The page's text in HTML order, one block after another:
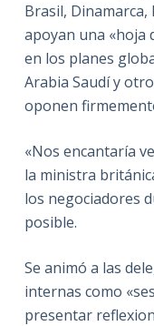
Brasil,
apoyan una «hoja
en los planes
Arabia Saudí y
oponen
«Nos encantaría
la ministra
los negociadores
posible.
Se animó a las
internas como
presentar